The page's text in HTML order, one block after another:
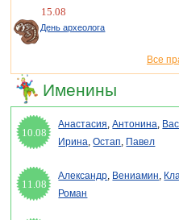
15.08
День археолога
Все
Именины
10.08
Анастасия,Антонина,
Ирина,Остап, Павел
11.08
Александр, Вениамин,
Роман